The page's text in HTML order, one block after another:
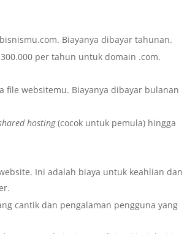
Biayanya dibayar tahunan.
per tahun untuk domain .com.
file websitemu. Biayanya dibayar bulanan
hosting(cocok untuk pemula) hingga
Ini adalah biaya untuk keahlian dan
cantik dan pengalaman pengguna yang